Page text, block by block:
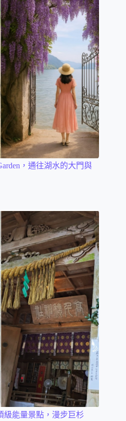
，通往湖水的大門與
級能量景點，漫步巨杉